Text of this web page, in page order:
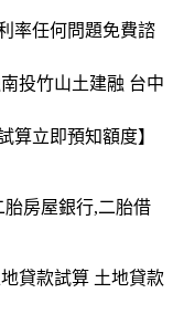
率任何問題免費諮
投竹山土建融 台中
算立即預知額度】
房屋銀行,二胎借
貸款試算 土地貸款